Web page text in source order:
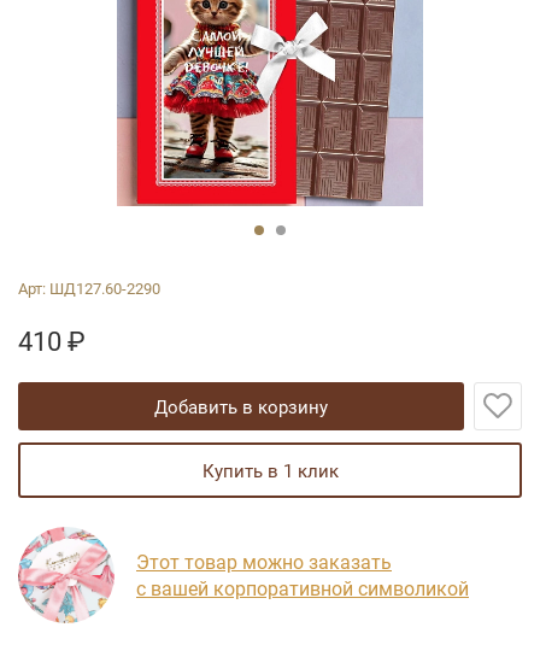
Арт: ШД127.60-2290
410 ₽
добавить в корзину
купить в 1 клик
Этот товар можно заказать
с вашей корпоративной символикой